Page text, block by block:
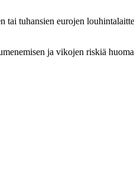
tuhansien eurojen
ja vikojen riskiä